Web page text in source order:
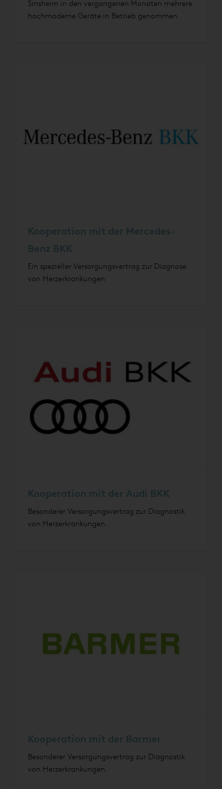
Sinsheim in den vergangenen Monaten mehrere
hochmoderne Geräte in Betrieb genommen.
Kooperation mit der Mercedes-
Benz BKK
Ein spezieller Versorgungsvertrag zur Diagnose
von Herzerkrankungen
Kooperation mit der Audi BKK
Besonderer Versorgungsvertrag zur Diagnostik
von Herzerkrankungen.
Kooperation mit der Barmer
Besonderer Versorgungsvertrag zur Diagnostik
von Herzerkrankungen.